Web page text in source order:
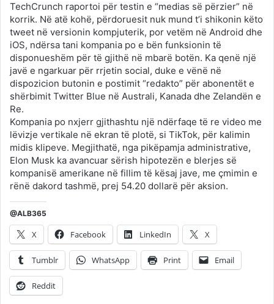
TechCrunch raportoi për testin e “medias së përzier” në
korrik. Në atë kohë, përdoruesit nuk mund t’i shikonin këto
tweet në versionin kompjuterik, por vetëm në Android dhe
iOS, ndërsa tani kompania po e bën funksionin të
disponueshëm për të gjithë në mbarë botën. Ka qenë një
javë e ngarkuar për rrjetin social, duke e vënë në
dispozicion butonin e postimit “redakto” për abonentët e
shërbimit Twitter Blue në Australi, Kanada dhe Zelandën e
Re.
Kompania po nxjerr gjithashtu një ndërfaqe të re video me
lëvizje vertikale në ekran të plotë, si TikTok, për kalimin
midis klipeve. Megjithatë, nga pikëpamja administrative,
Elon Musk ka avancuar sërish hipotezën e blerjes së
kompanisë amerikane në fillim të kësaj jave, me çmimin e
rënë dakord tashmë, prej 54.20 dollarë për aksion.
@ALB365
X Facebook LinkedIn X
Tumblr WhatsApp Print Email
Reddit